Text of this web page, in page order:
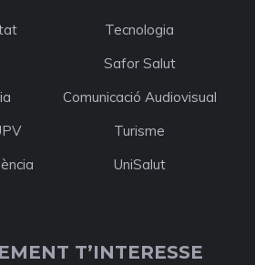
Tecnologia
Safor Salut
Comunicació Audiovisual
Turisme
UniSalut
T’INTERESSE